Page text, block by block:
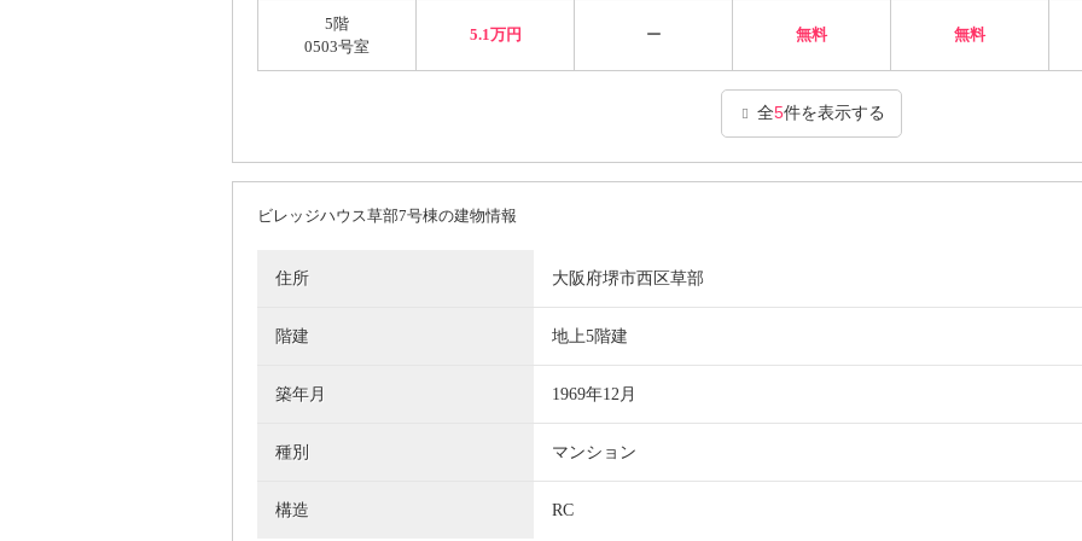
5階
0503号室
5.1万円 ー 無料 無料
全5件を表示する
ビレッジハウス草部7号棟の建物情報
住所 大阪府堺市西区草部
階建 地上5階建
築年月 1969年12月
種別 マンション
構造 RC